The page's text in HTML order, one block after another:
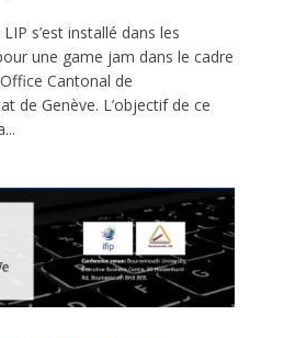
s’est installé dans les
une game jam dans le cadre
Cantonal de
de Genève. L’objectif de ce